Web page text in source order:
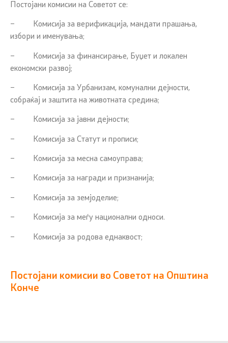
Постојани комисии на Советот се:
– Комисија за верификација, мандати прашања,
избори и именувања;
– Комисија за финансирање, Буџет и локален
економски развој;
– Комисија за Урбанизам, комунални дејности,
собраќај и заштита на животната средина;
– Комисија за јавни дејности;
– Комисија за Статут и прописи;
– Комисија за месна самоуправа;
– Комисија за награди и признанија;
– Комисија за земјоделие;
– Комисија за меѓу национални односи.
– Комисија за родова еднаквост;
Постојани комисии во Советот на Општина
Конче